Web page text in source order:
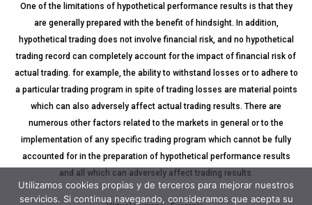
One of the limitations of hypothetical performance results is that they
are generally prepared with the benefit of hindsight. In addition,
hypothetical trading does not involve financial risk, and no hypothetical
trading record can completely account for the impact of financial risk of
actual trading. for example, the ability to withstand losses or to adhere to
a particular trading program in spite of trading losses are material points
which can also adversely affect actual trading results. There are
numerous other factors related to the markets in general or to the
implementation of any specific trading program which cannot be fully
accounted for in the preparation of hypothetical performance results
and all which can adversely affect trading results.
Utilizamos cookies propias y de terceros para mejorar nuestros
servicios. Si continua navegando, consideramos que acepta su